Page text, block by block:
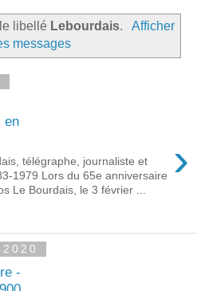
libellé Lebourdais.
Afficher
messages
en
›
télégraphe, journaliste et
1979 Lors du 65e anniversaire
Le Bourdais, le 3 février ...
-